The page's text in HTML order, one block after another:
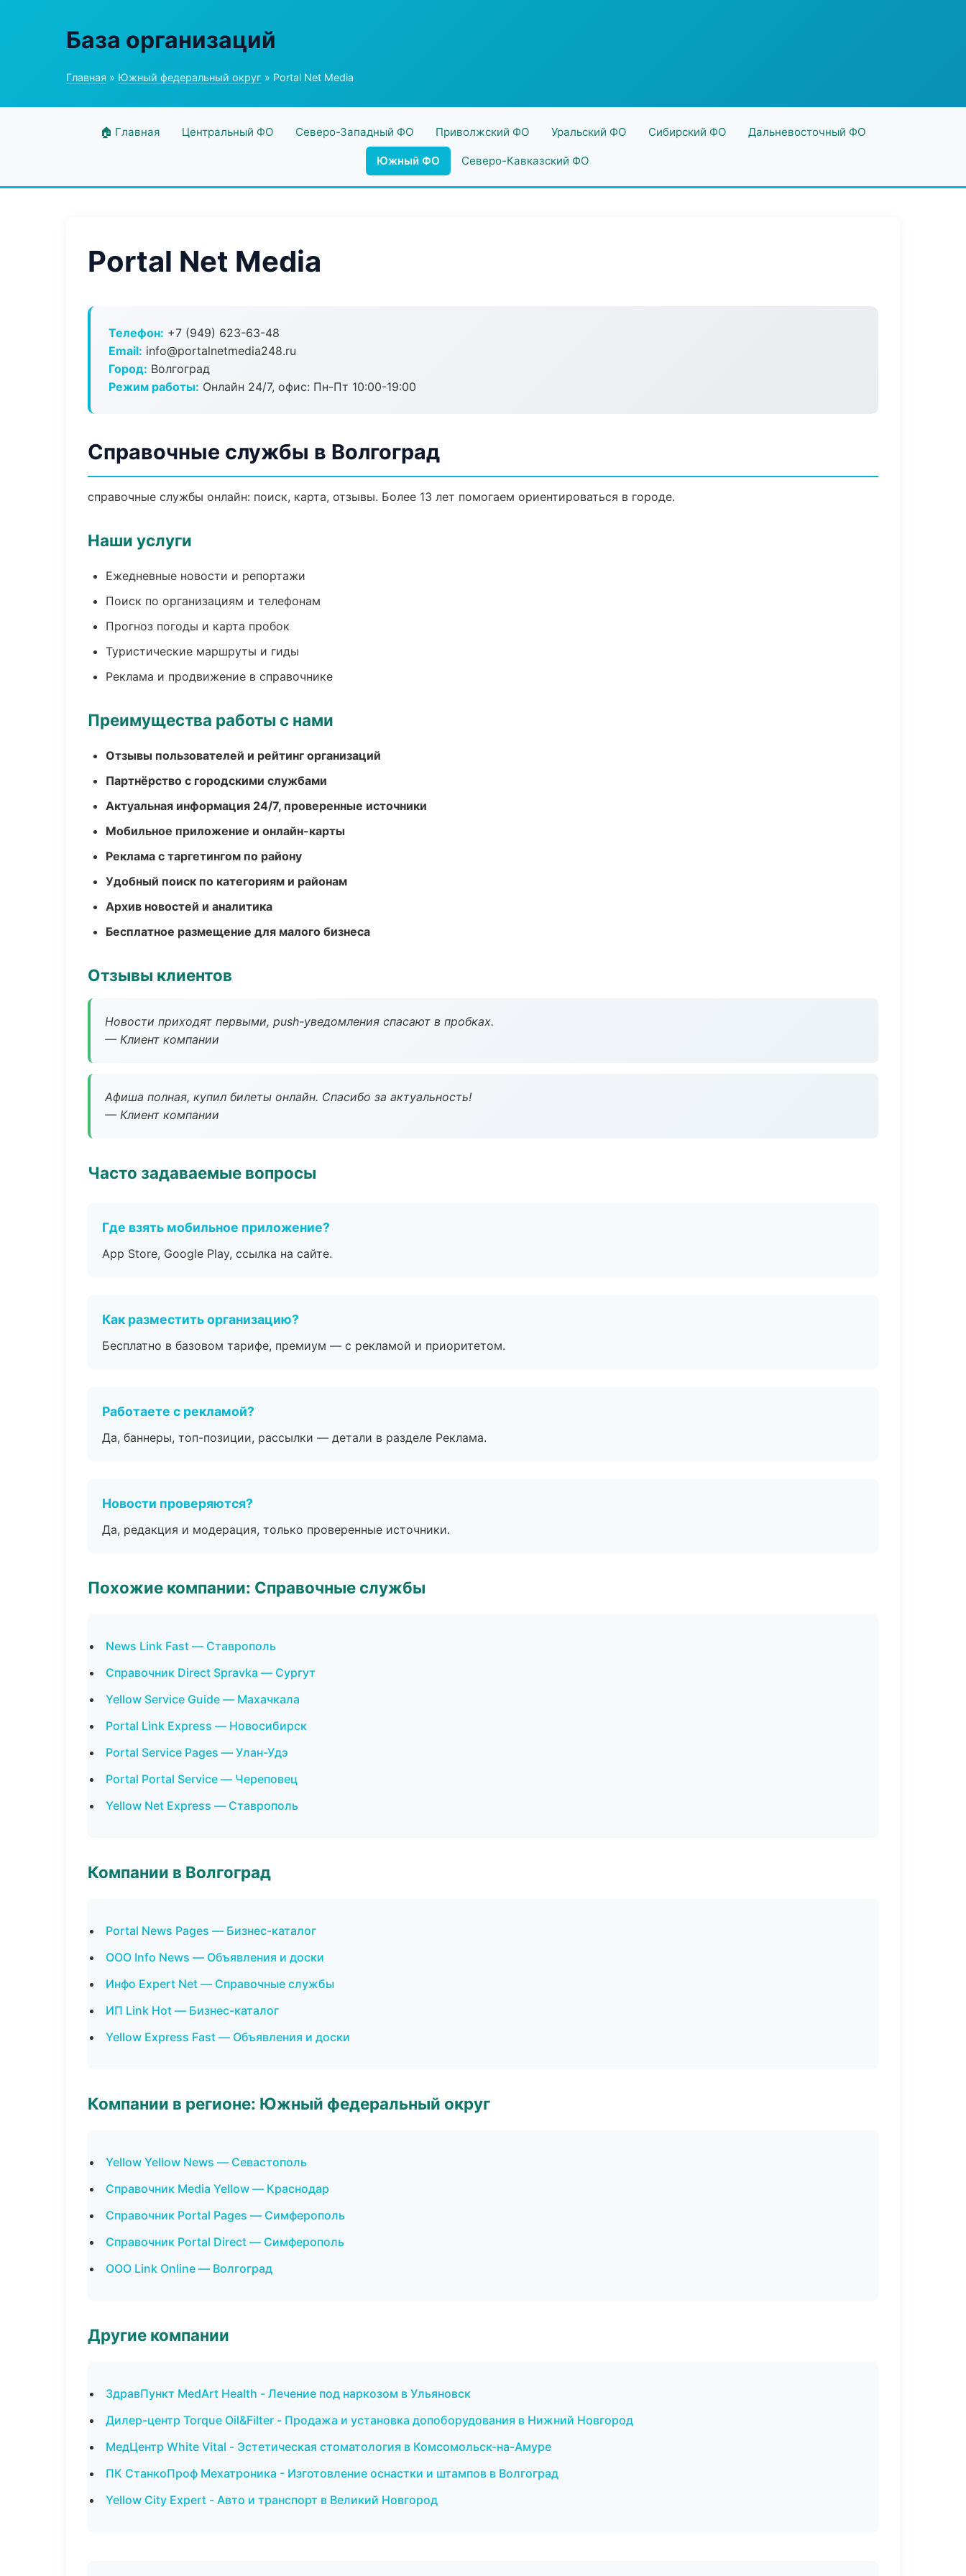
База организаций
Главная » Южный федеральный округ » Portal Net Media
🏠 Главная Центральный ФО Северо-Западный ФО Приволжский ФО Уральский ФО Сибирский ФО Дальневосточный ФО
Южный ФО Северо-Кавказский ФО
Portal Net Media
Телефон: +7 (949) 623-63-48
Email: info@portalnetmedia248.ru
Город: Волгоград
Режим работы: Онлайн 24/7, офис: Пн-Пт 10:00-19:00
Справочные службы в Волгоград
справочные службы онлайн: поиск, карта, отзывы. Более 13 лет помогаем ориентироваться в городе.
Наши услуги
Ежедневные новости и репортажи
Поиск по организациям и телефонам
Прогноз погоды и карта пробок
Туристические маршруты и гиды
Реклама и продвижение в справочнике
Преимущества работы с нами
Отзывы пользователей и рейтинг организаций
Партнёрство с городскими службами
Актуальная информация 24/7, проверенные источники
Мобильное приложение и онлайн-карты
Реклама с таргетингом по району
Удобный поиск по категориям и районам
Архив новостей и аналитика
Бесплатное размещение для малого бизнеса
Отзывы клиентов
Новости приходят первыми, push-уведомления спасают в пробках.
— Клиент компании
Афиша полная, купил билеты онлайн. Спасибо за актуальность!
— Клиент компании
Часто задаваемые вопросы
Где взять мобильное приложение?
App Store, Google Play, ссылка на сайте.
Как разместить организацию?
Бесплатно в базовом тарифе, премиум — с рекламой и приоритетом.
Работаете с рекламой?
Да, баннеры, топ-позиции, рассылки — детали в разделе Реклама.
Новости проверяются?
Да, редакция и модерация, только проверенные источники.
Похожие компании: Справочные службы
News Link Fast — Ставрополь
Справочник Direct Spravka — Сургут
Yellow Service Guide — Махачкала
Portal Link Express — Новосибирск
Portal Service Pages — Улан-Удэ
Portal Portal Service — Череповец
Yellow Net Express — Ставрополь
Компании в Волгоград
Portal News Pages — Бизнес-каталог
ООО Info News — Объявления и доски
Инфо Expert Net — Справочные службы
ИП Link Hot — Бизнес-каталог
Yellow Express Fast — Объявления и доски
Компании в регионе: Южный федеральный округ
Yellow Yellow News — Севастополь
Справочник Media Yellow — Краснодар
Справочник Portal Pages — Симферополь
Справочник Portal Direct — Симферополь
ООО Link Online — Волгоград
Другие компании
ЗдравПункт MedArt Health - Лечение под наркозом в Ульяновск
Дилер-центр Torque Oil&Filter - Продажа и установка допоборудования в Нижний Новгород
МедЦентр White Vital - Эстетическая стоматология в Комсомольск-на-Амуре
ПК СтанкоПроф Мехатроника - Изготовление оснастки и штампов в Волгоград
Yellow City Expert - Авто и транспорт в Великий Новгород